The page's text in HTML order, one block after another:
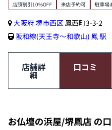
店頭割引10%OFF 来店予約可 駐車場
大阪府堺市西区鳳西町3-3-2
阪和線(天王寺～和歌山) 鳳 駅
店舗詳
細
口コミ
お仏壇の浜屋/堺鳳店 の